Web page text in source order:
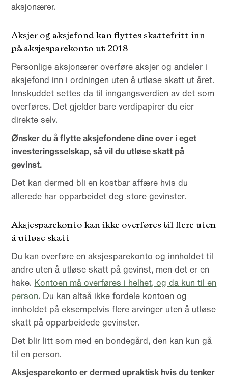
aksjonærer.
Aksjer og aksjefond kan flyttes skattefritt inn
på aksjesparekonto ut 2018
Personlige aksjonærer overføre aksjer og andeler i
aksjefond inn i ordningen uten å utløse skatt ut året.
Innskuddet settes da til inngangsverdien av det som
overføres. Det gjelder bare verdipapirer du eier
direkte selv.
Ønsker du å flytte aksjefondene dine over i eget
investeringsselskap, så vil du utløse skatt på
gevinst.
Det kan dermed bli en kostbar affære hvis du
allerede har opparbeidet deg store gevinster.
Aksjesparekonto kan ikke overføres til flere uten
å utløse skatt
Du kan overføre en aksjesparekonto og innholdet til
andre uten å utløse skatt på gevinst, men det er en
hake. Kontoen må overføres i helhet, og da kun til en
person. Du kan altså ikke fordele kontoen og
innholdet på eksempelvis flere arvinger uten å utløse
skatt på opparbeidede gevinster.
Det blir litt som med en bondegård, den kan kun gå
til en person.
Aksjesparekonto er dermed upraktisk hvis du tenker